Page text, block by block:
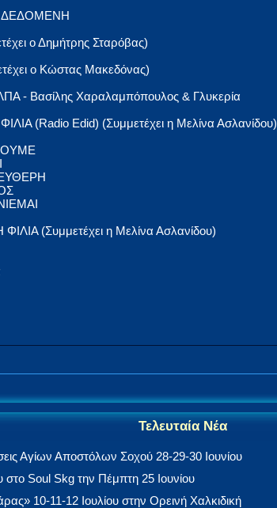
ΔΕΔΟΜΕΝΗ
ο Δημήτρης Σταρόβας)
ο Κώστας Μακεδόνας)
- Βασίλης Χαραλαμπόπουλος & Γλυκερία
(Radio Edid) (Συμμετέχει η Μελίνα Ασλανίδου)
(Συμμετέχει η Μελίνα Ασλανίδου)
Τελευταία Νέα
Αγίων Αποστόλων Σοχού 28-29-30 Ιουνίου
Soul Skg την Πέμπτη 25 Ιουνίου
10-11-12 Ιουλίου στην Ορεινή Χαλκιδική